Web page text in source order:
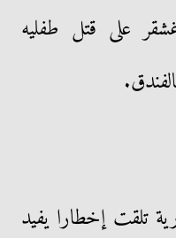
على قتل طفليه
تلقت إخطارا يفيد